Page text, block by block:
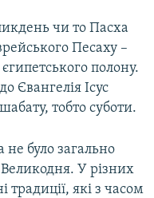
чи то Пасха
Песаху –
полону.
Євангелія Ісус
тобто суботи.
не було загально
У різних
традиції, які з часом